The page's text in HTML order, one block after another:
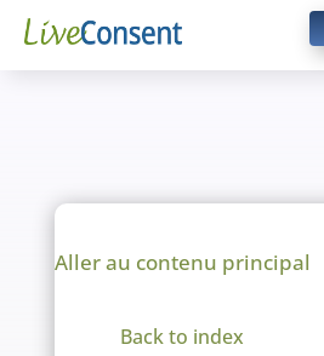
Aller au contenu principal
Back to index